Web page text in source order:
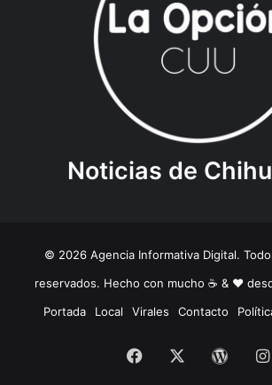
Noticias de
© 2026 Agencia Informativa Digital.
reservados. Hecho con mucho ☕️ & ❤️
Portada
Local Virales Contacto
Facebook